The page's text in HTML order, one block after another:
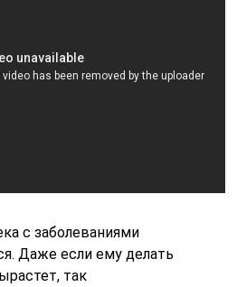
с заболеваниями
Даже если ему делать
так